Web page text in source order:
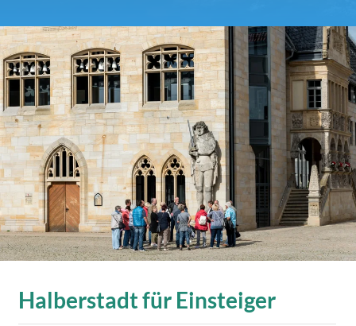
Halberstadt für Einsteiger